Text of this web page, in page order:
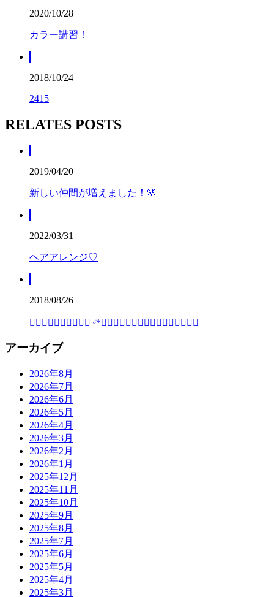
2020/10/28
カラー講習！
2018/10/24
2415
RELATES POSTS
2019/04/20
新しい仲間が増えました！🌸
2022/03/31
ヘアアレンジ♡
2018/08/26
Ⓗ⃞ⓐ⃞ⓟ⃞ⓟ⃞ⓨ⃞ ᵕ̈*Ⓑ⃞ⓘ⃞ⓡ⃞ⓣ⃞ⓗ⃞ⓓ⃞ⓐ⃞ⓨ⃞
アーカイブ
2026年8月
2026年7月
2026年6月
2026年5月
2026年4月
2026年3月
2026年2月
2026年1月
2025年12月
2025年11月
2025年10月
2025年9月
2025年8月
2025年7月
2025年6月
2025年5月
2025年4月
2025年3月